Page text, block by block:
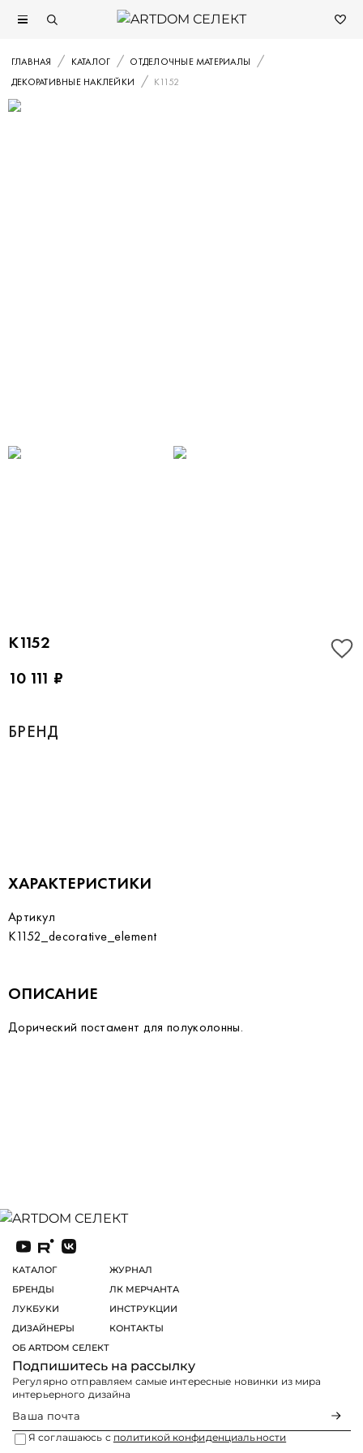
ГЛАВНАЯ КАТАЛОГ
ОТДЕЛОЧНЫЕ МАТЕРИАЛЫ
ДЕКОРАТИВНЫЕ НАКЛЕЙКИ
K1152
K1152
10 111 ₽
БРЕНД
ХАРАКТЕРИСТИКИ
Артикул
K1152_decorative_element
ОПИСАНИЕ
Дорический постамент для полуколонны.
КАТАЛОГ
БРЕНДЫ
ЛУКБУКИ
ДИЗАЙНЕРЫ
ОБ ARTDOM СЕЛЕКТ
ЖУРНАЛ
ЛК МЕРЧАНТА
ИНСТРУКЦИИ
КОНТАКТЫ
Подпишитесь на рассылку
Регулярно отправляем самые интересные новинки из мира
интерьерного дизайна
Я соглашаюсь с политикой конфиденциальности